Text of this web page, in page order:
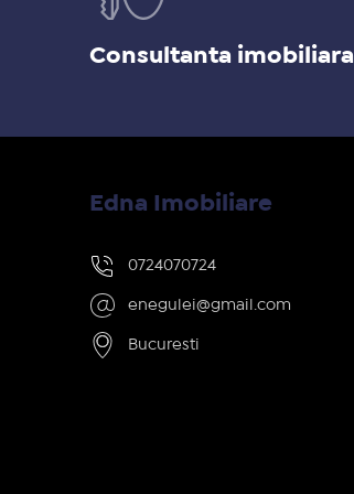
Consultanta imobiliara
Edna Imobiliare
0724070724
enegulei@gmail.com
Bucuresti